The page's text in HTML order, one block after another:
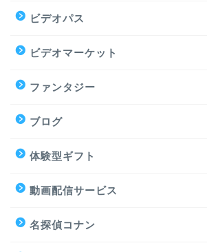
ビデオパス
ビデオマーケット
ファンタジー
ブログ
体験型ギフト
動画配信サービス
名探偵コナン